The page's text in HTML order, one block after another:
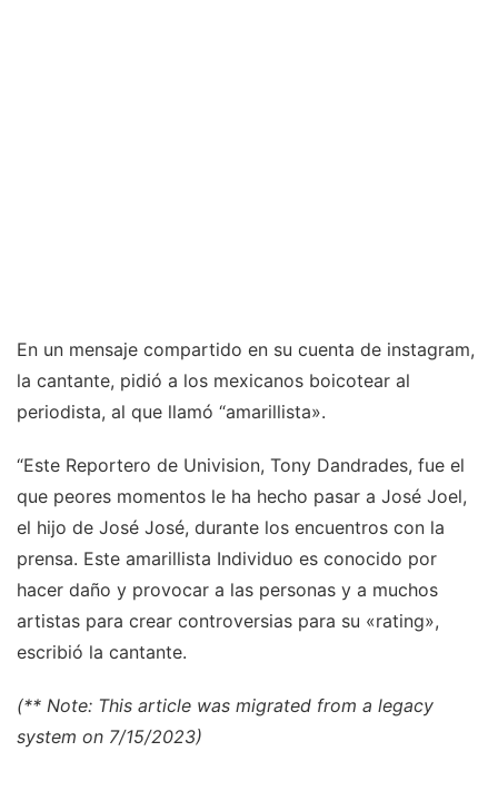
En un mensaje compartido en su cuenta de instagram,
la cantante, pidió a los mexicanos boicotear al
periodista, al que llamó “amarillista».
“Este Reportero de Univision, Tony Dandrades, fue el
que peores momentos le ha hecho pasar a José Joel,
el hijo de José José, durante los encuentros con la
prensa. Este amarillista Individuo es conocido por
hacer daño y provocar a las personas y a muchos
artistas para crear controversias para su «rating»,
escribió la cantante.
(** Note: This article was migrated from a legacy
system on 7/15/2023)